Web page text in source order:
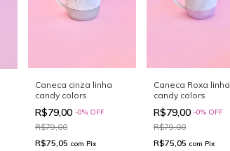
Caneca cinza linha
candy colors
R$79,00 -0% OFF
R$79,00
R$75,05 com Pix
Caneca Roxa linha
candy colors
R$79,00 -0% OFF
R$79,00
R$75,05 com Pix